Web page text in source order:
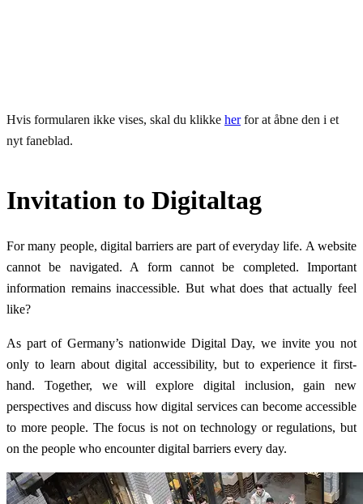
Hvis formularen ikke vises, skal du klikke herfor at åbne den i et
nyt faneblad.
Invitation to Digitaltag
For many people, digital barriers are part of everyday life. A website
cannot be navigated. A form cannot be completed. Important
information remains inaccessible. But what does that actually feel
like?
As part of Germany’s nationwide Digital Day, we invite you not
only to learn about digital accessibility, but to experience it first-
hand. Together, we will explore digital inclusion, gain new
perspectives and discuss how digital services can become accessible
to more people. The focus is not on technology or regulations, but
on the people who encounter digital barriers every day.